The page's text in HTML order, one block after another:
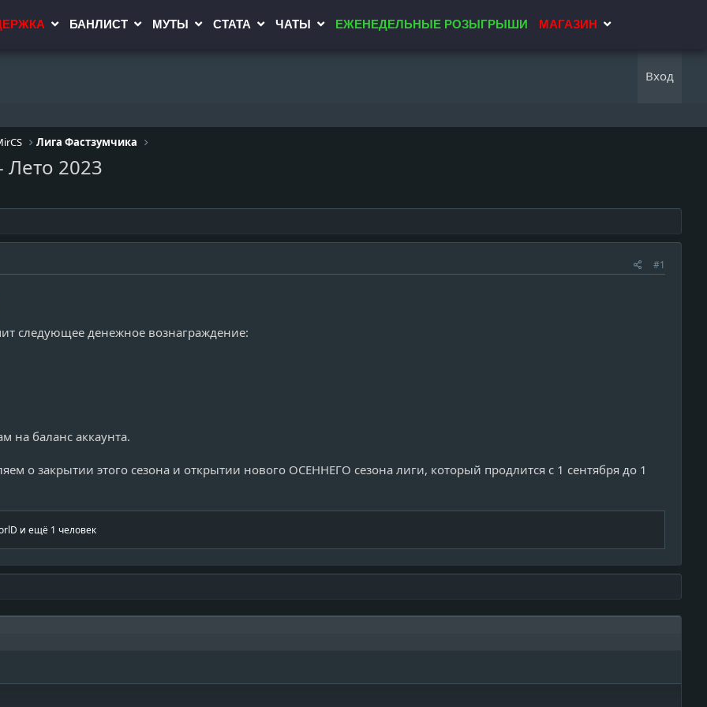
БАНЛИСТ МУТЫ СТАТА ЧАТЫ ЕЖЕНЕДЕЛЬНЫЕ РОЗЫГРЫШИ МАГАЗИН
Вход
Лига Фастзумчика
Лето 2023
#1
следующее денежное вознаграждение:
на баланс аккаунта.
о закрытии этого сезона и открытии нового ОСЕННЕГО сезона лиги, который продлится с 1 сентября до 1
и ещё 1 человек